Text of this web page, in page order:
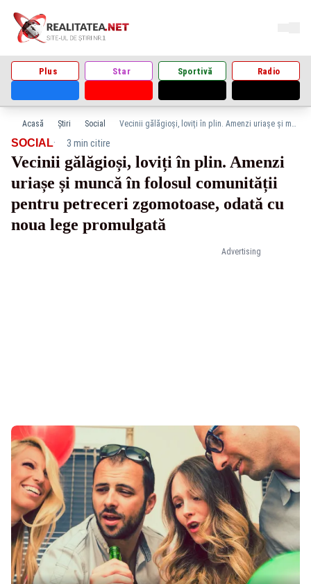
Plus Star Sportivă Radio
Acasă Știri Social Vecinii gălăgioși, loviți în plin. Amenzi uriașe și muncă în folosul comunității pentru petreceri zgomotoase, odată cu noua lege promulgată
Advertising
SOCIAL· 3 min citire
Vecinii gălăgioși, loviți în plin. Amenzi
uriașe și muncă în folosul comunității
pentru petreceri zgomotoase, odată cu
noua lege promulgată